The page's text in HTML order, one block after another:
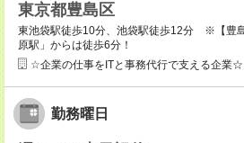
東京都豊島区
東池袋駅徒歩10分、池袋駅徒歩12分 ※【豊
原駅」からは徒歩6分！
☆企業の仕事をITと事務代行で支える企業☆
勤務曜日